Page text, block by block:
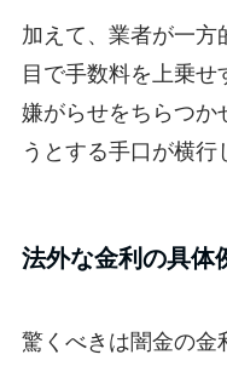
加えて、業者が一方
目で手数料を上乗
嫌がらせをちらつか
うとする手口が横行
法外な金利の具体
驚くべきは闇金の金